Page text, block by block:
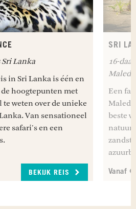
Lanka
in Sri Lanka is één en
hoogtepunten met
weten over de unieke
Van sensationeel
safari's en een
BEKIJK REIS
SRI
16-
Een
beste
natuur
Vanaf